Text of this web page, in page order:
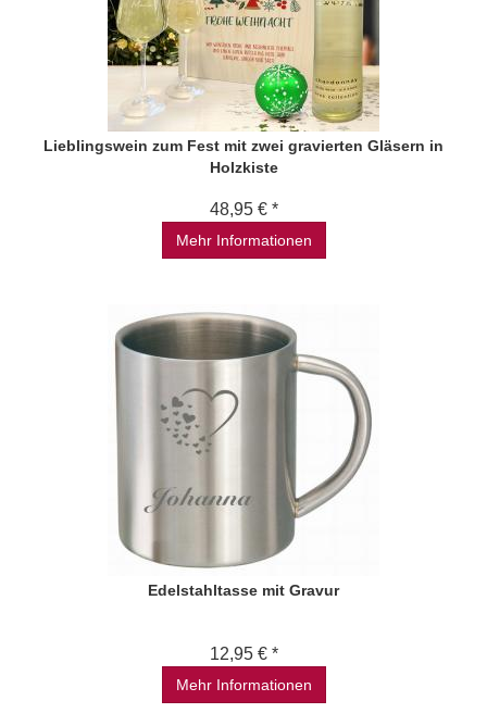
Lieblingswein zum Fest mit zwei gravierten Gläsern in
Holzkiste
48,95 € *
Mehr Informationen
Edelstahltasse mit Gravur
12,95 € *
Mehr Informationen